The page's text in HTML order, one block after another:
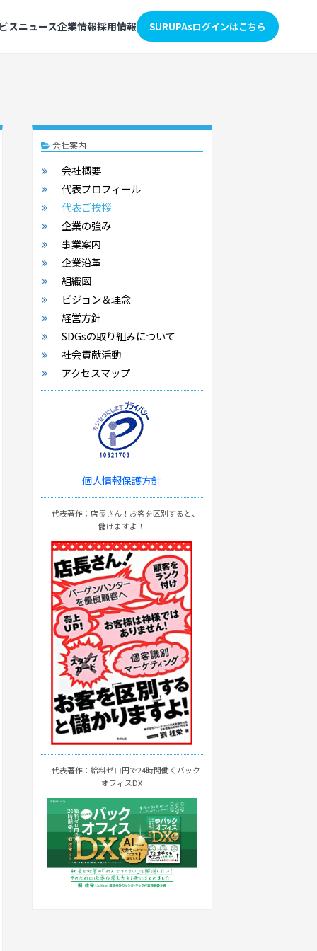
スニュース企業情報採用情報 SURUPAsログインはこちら
会社案内
会社概要
代表プロフィール
代表ご挨拶
企業の強み
事業案内
企業沿革
組織図
ビジョン＆理念
経営方針
SDGsの取り組みについて
社会貢献活動
アクセスマップ
個人情報保護方針
代表著作：店長さん！お客を区別すると、
儲けますよ！
代表著作：給料ゼロ円で24時間働くバック
オフィスDX